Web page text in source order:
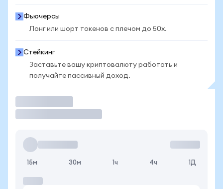
Фьючерсы
Лонг или шорт токенов с плечом до 50x.
Стейкинг
Заставьте вашу криптовалюту работать и
получайте пассивный доход.
15м 30м 1ч 4ч 1Д